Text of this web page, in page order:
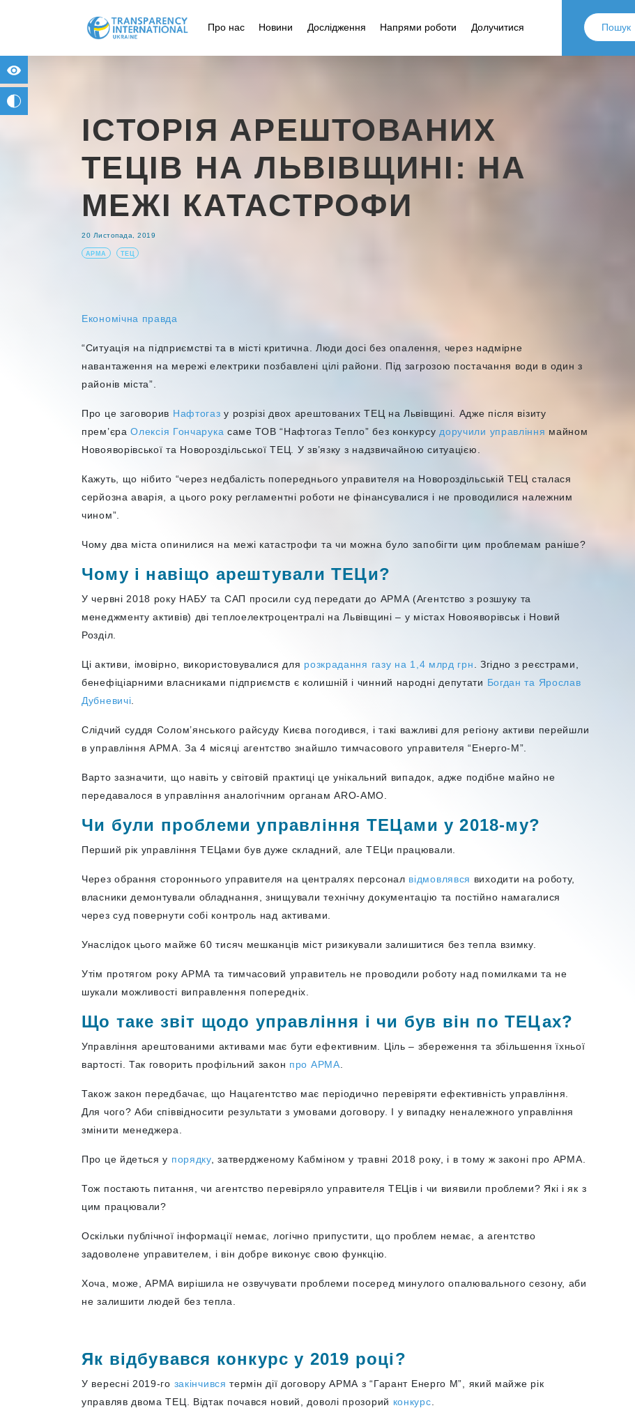
Про нас Новини Дослідження Напрями роботи Долучитися
ІСТОРІЯ АРЕШТОВАНИХ
ТЕЦІВ НА ЛЬВІВЩИНІ: НА
МЕЖІ КАТАСТРОФИ
20 Листопада, 2019
АРМА ТЕЦ
Економічна правда
“Ситуація на підприємстві та в місті критична. Люди досі без опалення, через надмірне
навантаження на мережі електрики позбавлені цілі райони. Під загрозою постачання води в один з
районів міста”.
Про це заговорив Нафтогаз у розрізі двох арештованих ТЕЦ на Львівщині. Адже після візиту
прем’єраОлексія Гончарука саме ТОВ “Нафтогаз Тепло” без конкурсу доручили управління майном
Новояворівської та Новороздільської ТЕЦ. У зв’язку з надзвичайною ситуацією.
Кажуть, що нібито “через недбалість попереднього управителя на Новороздільській ТЕЦ сталася
серйозна аварія, а цього року регламентні роботи не фінансувалися і не проводилися належним
чином”.
Чому два міста опинилися на межі катастрофи та чи можна було запобігти цим проблемам раніше?
Чому і навіщо арештували ТЕЦи?
У червні 2018 року НАБУ та САП просили суд передати до АРМА (Агентство з розшуку та
менеджменту активів) дві теплоелектроцентралі на Львівщині – у містах Новояворівськ і Новий
Розділ.
Ці активи, імовірно, використовувалися для розкрадання газу на 1,4 млрд грн . Згідно з реєстрами,
бенефіціарними власниками підприємств є колишній і чинний народні депутати Богдан та Ярослав
Дубневичі
Слідчий суддя Солом’янського райсуду Києва погодився, і такі важливі для регіону активи перейшли
в управління АРМА. За 4 місяці агентство знайшло тимчасового управителя “Енерго-М”.
Варто зазначити, що навіть у світовій практиці це унікальний випадок, адже подібне майно не
передавалося в управління аналогічним органам ARO-AMO.
Чи були проблеми управління ТЕЦами у 2018-му?
Перший рік управління ТЕЦами був дуже складний, але ТЕЦи працювали.
Через обрання стороннього управителя на централях персонал відмовлявся виходити на роботу,
власники демонтували обладнання, знищували технічну документацію та постійно намагалися
через суд повернути собі контроль над активами.
Унаслідок цього майже 60 тисяч мешканців міст ризикували залишитися без тепла взимку.
Утім протягом року АРМА та тимчасовий управитель не проводили роботу над помилками та не
шукали можливості виправлення попередніх.
Що таке звіт щодо управління і чи був він по ТЕЦах?
Управління арештованими активами має бути ефективним. Ціль – збереження та збільшення їхньої
вартості. Так говорить профільний закон про АРМА
Також закон передбачає, що Нацагентство має періодично перевіряти ефективність управління.
Для чого? Аби співвідносити результати з умовами договору. І у випадку неналежного управління
змінити менеджера.
Про це йдеться у порядку, затвердженому Кабміном у травні 2018 року, і в тому ж законі про АРМА.
Тож постають питання, чи агентство перевіряло управителя ТЕЦів і чи виявили проблеми? Які і як з
цим працювали?
Оскільки публічної інформації немає, логічно припустити, що проблем немає, а агентство
задоволене управителем, і він добре виконує свою функцію.
Хоча, може, АРМА вирішила не озвучувати проблеми посеред минулого опалювального сезону, аби
не залишити людей без тепла.
Як відбувався конкурс у 2019 році?
У вересні 2019-го закінчивсятермін дії договору АРМА з “Гарант Енерго М”, який майже рік
управляв двома ТЕЦ. Відтак почався новий, доволі прозорий конкурс